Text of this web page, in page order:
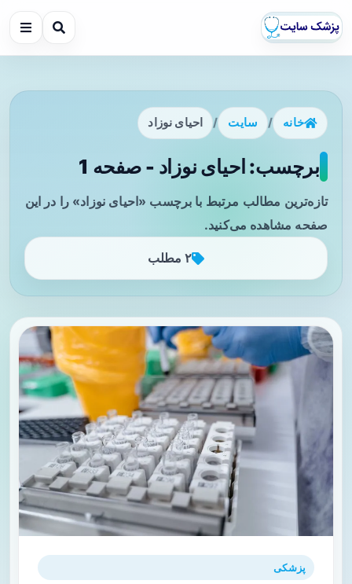
خانه / سایت / احیای نوزاد
برچسب: احیای نوزاد - صفحه 1
تازه‌ترین مطالب مرتبط با برچسب «احیای نوزاد» را در این
صفحه مشاهده می‌کنید.
۲ مطلب
پزشکی